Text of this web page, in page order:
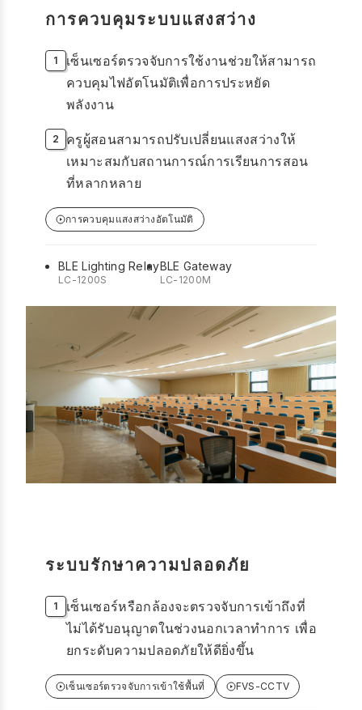
การควบคุมระบบแสงสว่าง
เซ็นเซอร์ตรวจจับการใช้งานช่วยให้สามารถ
ควบคุมไฟอัตโนมัติเพื่อการประหยัด
พลังงาน
ครูผู้สอนสามารถปรับเปลี่ยนแสงสว่างให้
เหมาะสมกับสถานการณ์การเรียนการสอน
ที่หลากหลาย
การควบคุมแสงสว่างอัตโนมัติ
BLE Lighting Relay
LC-1200S
BLE Gateway
LC-1200M
ระบบรักษาความปลอดภัย
เซ็นเซอร์หรือกล้องจะตรวจจับการเข้าถึงที่
ไม่ได้รับอนุญาตในช่วงนอกเวลาทำการ เพื่อ
ยกระดับความปลอดภัยให้ดียิ่งขึ้น
เซ็นเซอร์ตรวจจับการเข้าใช้พื้นที่ FVS-CCTV